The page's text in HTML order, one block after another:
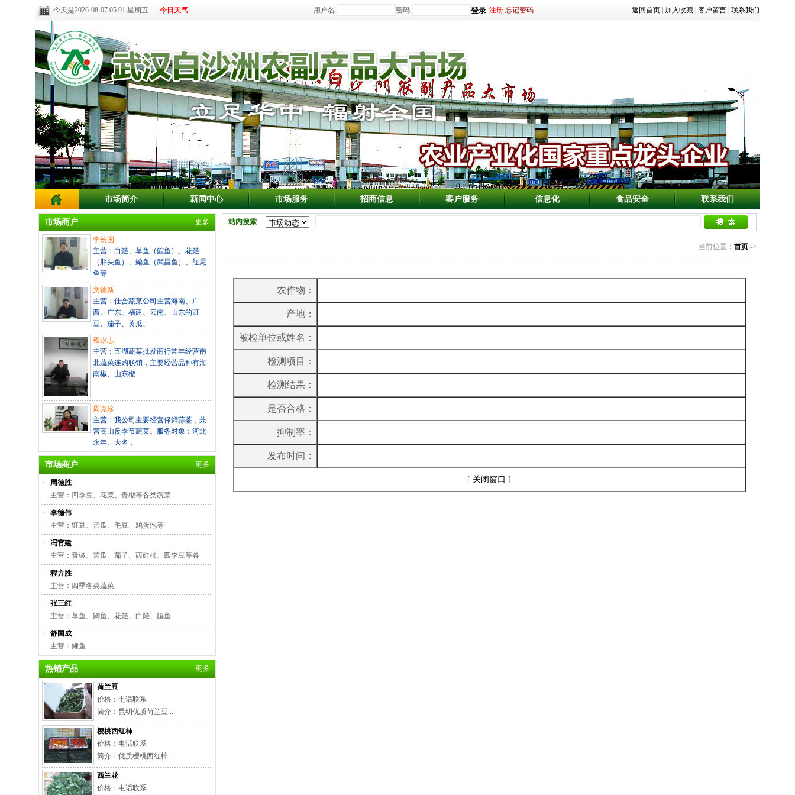
今天是2026-08-07 05:01 星期五 今日天气 用户名 密码 注册 忘记密码 返回首页 加入收藏 客户留言 联系我们
市场简介 新闻中心 市场服务 招商信息 客户服务 信息化 食品安全 联系我们
市场商户 更多
李长国
主营：白鲢、草鱼（鲩鱼）、花鲢
（胖头鱼）、鳊鱼（武昌鱼）、红尾
鱼等
文德新
主营：佳合蔬菜公司主营海南、广
西、广东、福建、云南、山东的豇
豆、茄子、黄瓜、
程永志
主营：五湖蔬菜批发商行常年经营南
北蔬菜连购联销，主要经营品种有海
南椒、山东椒
周克珍
主营：我公司主要经营保鲜蒜薹，兼
营高山反季节蔬菜。服务对象：河北
永年、大名，
市场商户 更多
·
周德胜
主营：四季豆、花菜、青椒等各类蔬菜
·
李德伟
主营：豇豆、苦瓜、毛豆、鸡蛋泡等
·
冯官建
主营：青椒、苦瓜、茄子、西红柿、四季豆等各
·
程方胜
主营：四季各类蔬菜
·
张三红
主营：草鱼、鲫鱼、花鲢、白鲢、鳊鱼
·
舒国成
主营：鲤鱼
热销产品 更多
荷兰豆
价格：电话联系
简介：昆明优质荷兰豆....
樱桃西红柿
价格：电话联系
简介：优质樱桃西红柿...
西兰花
价格：电话联系
站内搜索
当前位置： 首页 ->
农作物：
产地：
被检单位或姓名：
检测项目：
检测结果：
是否合格：
抑制率：
发布时间：
[ 关闭窗口 ]